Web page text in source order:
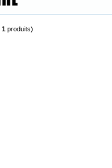
1 produits)